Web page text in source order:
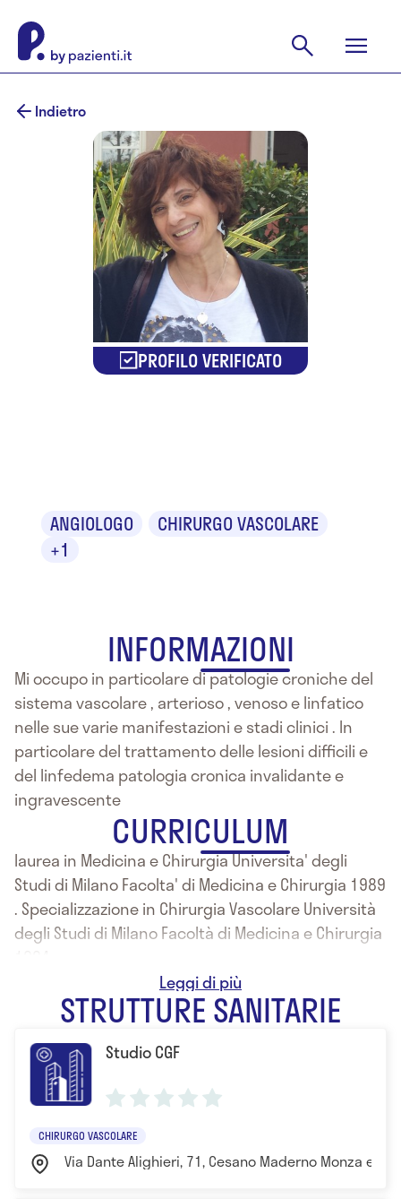
Indietro
PROFILO VERIFICATO
ANGIOLOGO
CHIRURGO VASCOLARE
+1
INFORMAZIONI
Mi occupo in particolare di patologie croniche del
sistema vascolare , arterioso , venoso e linfatico
nelle sue varie manifestazioni e stadi clinici . In
particolare del trattamento delle lesioni difficili e
del linfedema patologia cronica invalidante e
ingravescente
CURRICULUM
laurea in Medicina e Chirurgia Universita' degli
Studi di Milano Facolta' di Medicina e Chirurgia 1989
. Specializzazione in Chirurgia Vascolare Università
degli Studi di Milano Facoltà di Medicina e Chirurgia
Dirigente medico I livello U.O. di Chirurgia Vascolare
dal ottobre 1997 al gennaio 2015
Diploma perfezionamento in Linfologia 2002.
Diploma perfezionamento Linfologia Oncologica
2004. Master II livello Linfologia e microchirurgia
linfatici 2006. Master I Livello Universita' di Firenze
in Riparazione Tissutale aprile 2010. Diploma Scuola
di Omeopatia, Omotossicologia e Discipline
Integrate giugno 2010. Diploma Scuola Superiore
STRUTTURE SANITARIE
Studio CGF
CHIRURGO VASCOLARE
Via Dante Alighieri, 71, Cesano Maderno Monza e